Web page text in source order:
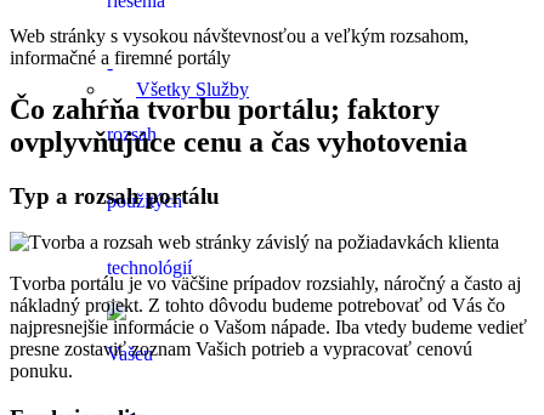
Všetky Služby
Web stránky s vysokou návštevnosťou a veľkým rozsahom,
informačné a firemné portály
Čo zahŕňa tvorbu portálu; faktory
ovplyvňujúce cenu a čas vyhotovenia
Typ a rozsah portálu
Tvorba portálu je vo väčšine prípadov rozsiahly, náročný a často aj
nákladný projekt. Z tohto dôvodu budeme potrebovať od Vás čo
najpresnejšie informácie o Vašom nápade. Iba vtedy budeme vedieť
presne zostaviť zoznam Vašich potrieb a vypracovať cenovú
ponuku.